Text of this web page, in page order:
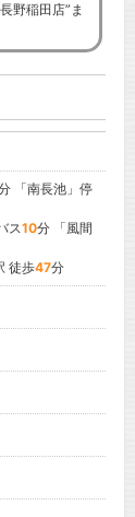
野稲田店”ま
「南長池」停
ス10分 「風間
徒歩47分